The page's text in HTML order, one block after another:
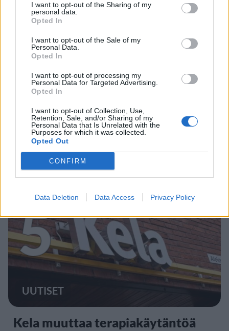
I want to opt-out of the Sharing of my
personal data.
Opted In
I want to opt-out of the Sale of my
Personal Data.
Opted In
I want to opt-out of processing my
Personal Data for Targeted Advertising.
Opted In
I want to opt-out of Collection, Use,
Retention, Sale, and/or Sharing of my
Personal Data that Is Unrelated with the
Purposes for which it was collected.
Opted Out
CONFIRM
Data Deletion Data Access Privacy Policy
4
UUTISET
Lapin pelastushelikopteri Aslakin
toiminta päättyy – rahat loppuivat
5
UUTISET
Kela muuttaa terapiakäytäntöä